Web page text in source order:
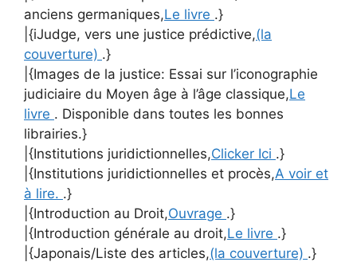
anciens germaniques,Le livre .}
|{iJudge, vers une justice prédictive,(la
couverture) .}
|{Images de la justice: Essai sur l’iconographie
judiciaire du Moyen âge à l’âge classique,Le
livre . Disponible dans toutes les bonnes
librairies.}
|{Institutions juridictionnelles,Clicker Ici .}
|{Institutions juridictionnelles et procès,A voir et
à lire. .}
|{Introduction au Droit,Ouvrage .}
|{Introduction générale au droit,Le livre .}
|{Japonais/Liste des articles,(la couverture) .}